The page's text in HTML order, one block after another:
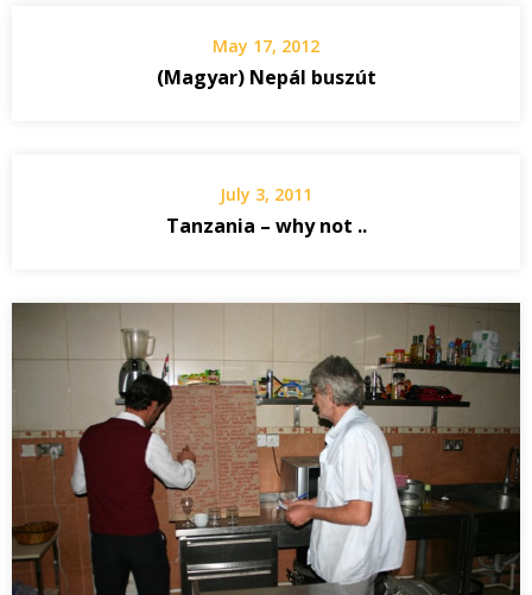
May 17, 2012
(Magyar) Nepál buszút
July 3, 2011
Tanzania – why not ..